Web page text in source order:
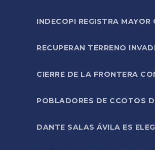
INDECOPI REGISTRA
RECUPERAN TERRENO
CIERRE DE LA FRONTERA
POBLADORES DE CCOTOS
DANTE SALAS ÁVILA ES